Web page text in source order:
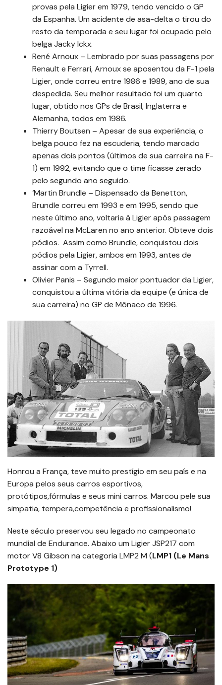
provas pela Ligier em 1979, tendo vencido o GP
da Espanha. Um acidente de asa-delta o tirou do
resto da temporada e seu lugar foi ocupado pelo
belga Jacky Ickx.
René Arnoux – Lembrado por suas passagens por
Renault e Ferrari, Arnoux se aposentou da F-1 pela
Ligier, onde correu entre 1986 e 1989, ano de sua
despedida. Seu melhor resultado foi um quarto
lugar, obtido nos GPs de Brasil, Inglaterra e
Alemanha, todos em 1986.
Thierry Boutsen – Apesar de sua experiência, o
belga pouco fez na escuderia, tendo marcado
apenas dois pontos (últimos de sua carreira na F-
1) em 1992, evitando que o time ficasse zerado
pelo segundo ano seguido.
‘Martin Brundle – Dispensado da Benetton,
Brundle correu em 1993 e em 1995, sendo que
neste último ano, voltaria à Ligier após passagem
razoável na McLaren no ano anterior. Obteve dois
pódios. Assim como Brundle, conquistou dois
pódios pela Ligier, ambos em 1993, antes de
assinar com a Tyrrell.
Olivier Panis – Segundo maior pontuador da Ligier,
conquistou a última vitória da equipe (e única de
sua carreira) no GP de Mônaco de 1996.
Honrou a França, teve muito prestígio em seu país e na
Europa pelos seus carros esportivos,
protótipos,fórmulas e seus mini carros. Marcou pele sua
simpatia, tempera,competência e profissionalismo!
Neste século preservou seu legado no campeonato
mundial de Endurance. Abaixo um Ligier JSP217 com
motor V8 Gibson na categoria LMP2 M (LMP1 (Le Mans
Prototype 1)